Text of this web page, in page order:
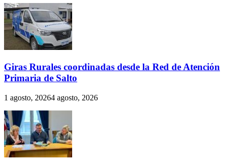
Giras Rurales coordinadas desde la Red de Atención
Primaria de Salto
1 agosto, 20264 agosto, 2026